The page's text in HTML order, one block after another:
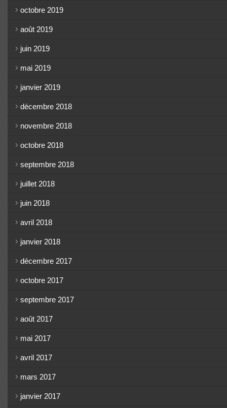
octobre 2019
août 2019
juin 2019
mai 2019
janvier 2019
décembre 2018
novembre 2018
octobre 2018
septembre 2018
juillet 2018
juin 2018
avril 2018
janvier 2018
décembre 2017
octobre 2017
septembre 2017
août 2017
mai 2017
avril 2017
mars 2017
janvier 2017